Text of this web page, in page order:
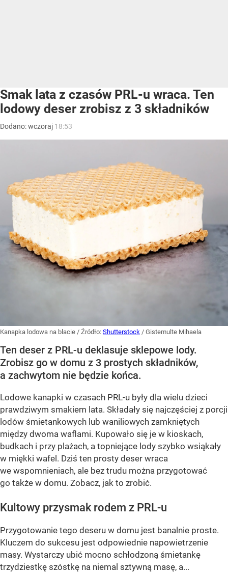
Smak lata z czasów PRL-u wraca. Ten
lodowy deser zrobisz z 3 składników
Dodano:wczoraj 18:53
Kanapka lodowa na blacie / Źródło: Shutterstock / Gistemulte Mihaela
Ten deser z PRL-u deklasuje sklepowe lody.
Zrobisz go w domu z 3 prostych składników,
a zachwytom nie będzie końca.
Lodowe kanapki w czasach PRL-u były dla wielu dzieci
prawdziwym smakiem lata. Składały się najczęściej z porcji
lodów śmietankowych lub waniliowych zamkniętych
między dwoma waflami. Kupowało się je w kioskach,
budkach i przy plażach, a topniejące lody szybko wsiąkały
w miękki wafel. Dziś ten prosty deser wraca
we wspomnieniach, ale bez trudu można przygotować
go także w domu. Zobacz, jak to zrobić.
Kultowy przysmak rodem z PRL-u
Przygotowanie tego deseru w domu jest banalnie proste.
Kluczem do sukcesu jest odpowiednie napowietrzenie
masy. Wystarczy ubić mocno schłodzoną śmietankę
trzydziestkę szóstkę na niemal sztywną masę, a...